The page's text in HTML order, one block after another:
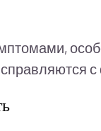
справляются